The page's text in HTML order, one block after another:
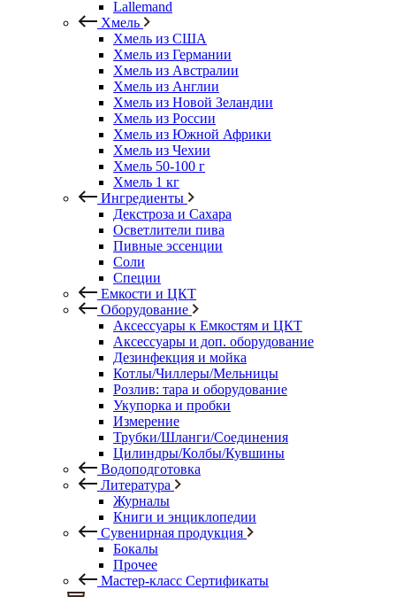
Lallemand
Хмель
Хмель из США
Хмель из Германии
Хмель из Австралии
Хмель из Англии
Хмель из Новой Зеландии
Хмель из России
Хмель из Южной Африки
Хмель из Чехии
Хмель 50-100 г
Хмель 1 кг
Ингредиенты
Декстроза и Сахара
Осветлители пива
Пивные эссенции
Соли
Специи
Емкости и ЦКТ
Оборудование
Аксессуары к Емкостям и ЦКТ
Аксессуары и доп. оборудование
Дезинфекция и мойка
Котлы/Чиллеры/Мельницы
Розлив: тара и оборудование
Укупорка и пробки
Измерение
Трубки/Шланги/Соединения
Цилиндры/Колбы/Кувшины
Водоподготовка
Литература
Журналы
Книги и энциклопедии
Сувенирная продукция
Бокалы
Прочее
Мастер-класс Сертификаты